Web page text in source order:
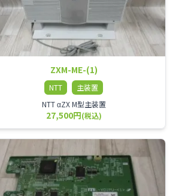
ZXM-ME-(1)
NTT
主装置
NTT αZX M型主装置
27,500円(税込)